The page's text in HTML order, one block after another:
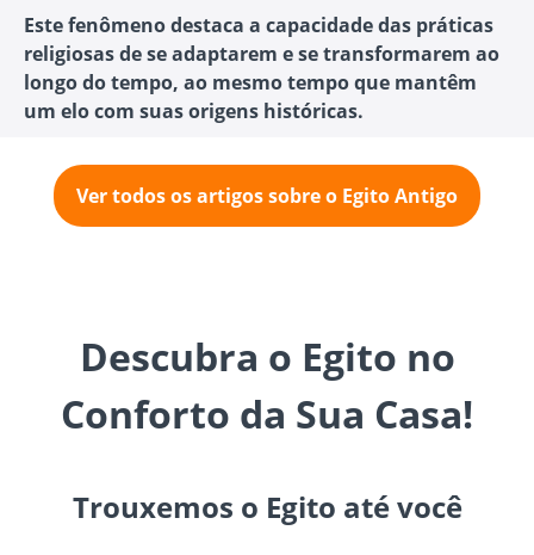
Este fenômeno destaca a capacidade das práticas
religiosas de se adaptarem e se transformarem ao
longo do tempo, ao mesmo tempo que mantêm
um elo com suas origens históricas.
Ver todos os artigos sobre o Egito Antigo
Descubra o Egito no
Conforto da Sua Casa!
Trouxemos o Egito até você